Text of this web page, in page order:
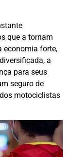
que a tornam
economia forte,
a
para seus
seguro de
motociclistas